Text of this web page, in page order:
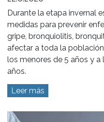
Durante la etapa invernal
medidas para prevenir
gripe, bronquiolitis,
afectar a toda la
los menores de 5 años y
años.
Leer más